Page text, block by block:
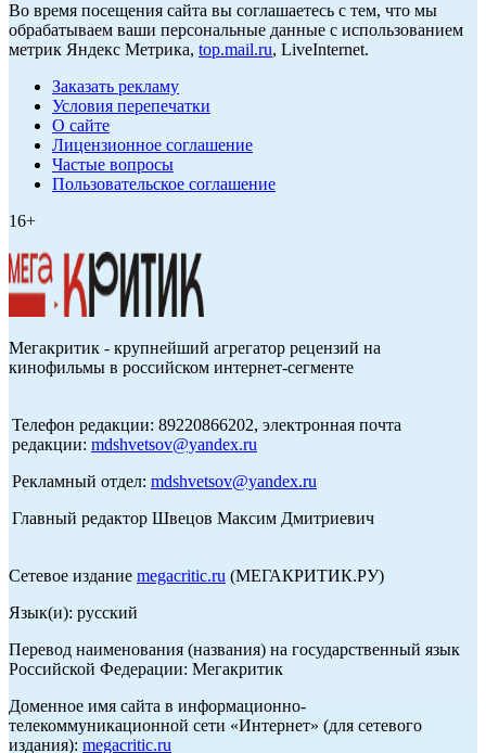
Во время посещения сайта вы соглашаетесь с тем, что мы
обрабатываем ваши персональные данные с использованием
метрик Яндекс Метрика, top.mail.ru, LiveInternet.
Заказать рекламу
Условия перепечатки
О сайте
Лицензионное соглашение
Частые вопросы
Пользовательское соглашение
16+
Мегакритик - крупнейший агрегатор рецензий на
кинофильмы в российском интернет-сегменте
Телефон редакции: 89220866202, электронная почта
редакции: mdshvetsov@yandex.ru
Рекламный отдел: mdshvetsov@yandex.ru
Главный редактор Швецов Максим Дмитриевич
Сетевое издание megacritic.ru (МЕГАКРИТИК.РУ)
Язык(и): русский
Перевод наименования (названия) на государственный язык
Российской Федерации: Мегакритик
Доменное имя сайта в информационно-
телекоммуникационной сети «Интернет» (для сетевого
издания): megacritic.ru